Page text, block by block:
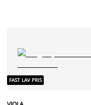
FAST LAV PRIS